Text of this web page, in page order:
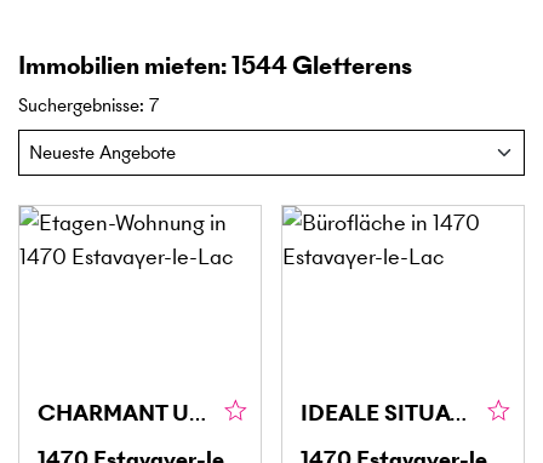
Immobilien mieten: 1544 Gletterens
Suchergebnisse: 7
CHARMANT UND PRAKTISCH - ALLES IN GEHDISTANZ
IDEALE SITUATION, HELL UND GERÄUMIG